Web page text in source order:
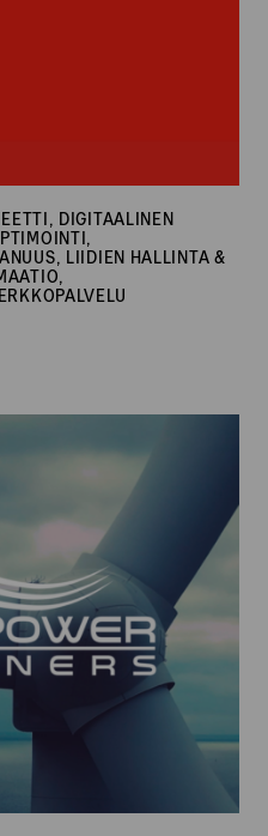
DIGITAALINEN
LIIDIEN HALLINTA &